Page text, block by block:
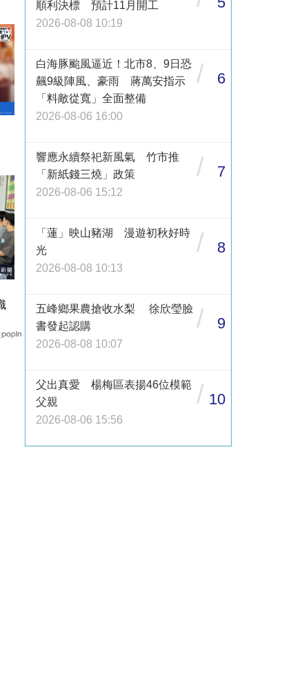
順利決標 預計11月開工
2026-08-08 10:19
白海豚颱風逼近！北市8、9日恐
飆9級陣風、豪雨 蔣萬安指示
「料敵從寬」全面整備
2026-08-06 16:00
/ 6
響應永續祭祀新風氣 竹市推
「新紙錢三燒」政策
2026-08-06 15:12
/ 7
「蓮」映山豬湖 漫遊初秋好時
光
2026-08-08 10:13
/ 8
五峰鄉果農搶收水梨 徐欣瑩臉
書發起認購
2026-08-08 10:07
/ 9
父出真愛 楊梅區表揚46位模範
父親
2026-08-06 15:56
/ 10